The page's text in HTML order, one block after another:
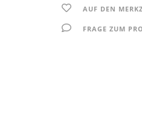
AUF DEN
FRAGE ZUM